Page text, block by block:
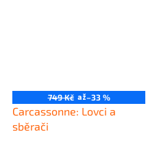
749 Kč až–33 %
Carcassonne: Lovci a
sběrači